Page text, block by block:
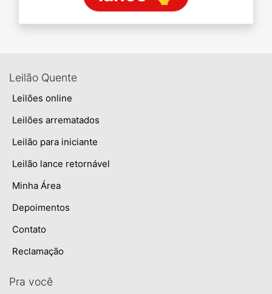
Leilão Quente
Leilões online
Leilões arrematados
Leilão para iniciante
Leilão lance retornável
Minha Área
Depoimentos
Contato
Reclamação
Pra você